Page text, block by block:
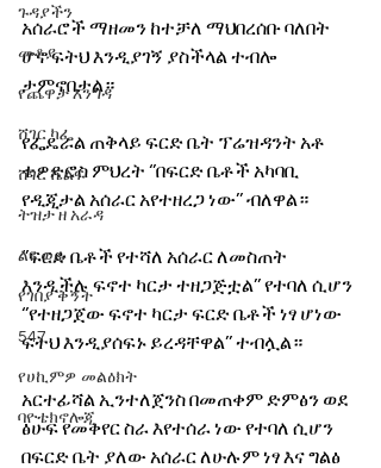
ጉዳያችን
መቆያ
የጨዋታ እንግዳ
ሸገር ካፌ
ሸገር ሼልፍ
ትዝታ ዘ አራዳ
ልዩ ወሬ
የገበያ ቅኝት
547
የሀኪምዎ መልዕክት
ባዮቴክኖሎጂ
አሰራሮች ማዘመን ከተቻለ ማህበረሰቡ ባለበት
ሆኖ ፍትህ እንዲያገኝ ያስችላል ተብሎ
ታምኖበታል።
የፌዴራል ጠቅላይ ፍርድ ቤት ፕሬዝዳንት አቶ
ቴዎድሮስ ምህረት ‘’በፍርድ ቤቶች አካባቢ
የዲጂታል አሰራር አየተዘረጋ ነው’’ ብለዋል።
‘’ፍርድ ቤቶች የተሻለ አሰራር ለመስጠት
እንዲችሉ ፍኖተ ካርታ ተዘጋጅቷል’’ የተባለ ሲሆን
‘’የተዘጋጀው ፍኖተ ካርታ ፍርድ ቤቶች ነፃ ሆነው
ፍትህ እንዲያሰፍኑ ይረዳቸዋል’’ ተብሏል።
አርተፊሻል ኢንተለጀንስ በመጠቀም ድምፅን ወደ
ፅሁፍ የመቀየር ስራ እየተሰራ ነው የተባለ ሲሆን
በፍርድ ቤት ያለው አሰራር ለሁሉም ነፃ እና ግልፅ